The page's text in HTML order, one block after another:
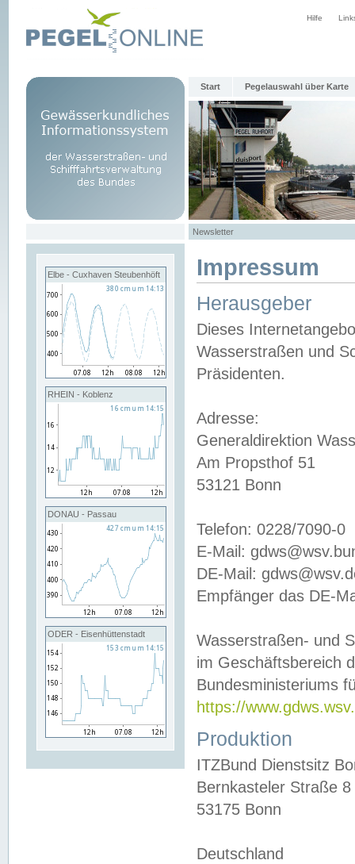
Hilfe
Start Pegelauswahl über Karte
Newsletter
Elbe - Cuxhaven Steubenhöft
RHEIN - Koblenz
DONAU - Passau
ODER - Eisenhüttenstadt
Impressum
Herausgeber
Dieses
Wasserstraßen und
Präsidenten.
Adresse:
Generaldirektion
Am Propsthof 51
53121 Bonn
Telefon: 0228/7090-0
E-Mail:
DE-Mail:
Empfänger das DE-
Wasserstraßen- und
im Geschäftsbereich
Bundesministeriums
https://
Produktion
ITZBund Dienstsitz
Bernkasteler Straße 8
53175 Bonn
Deutschland